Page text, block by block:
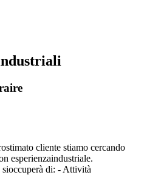
cliente stiamo cercando
esperienzaindustriale.
di: - Attività